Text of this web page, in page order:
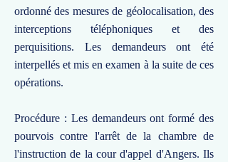
ordonné des mesures de géolocalisation, des
interceptions téléphoniques et des
perquisitions. Les demandeurs ont été
interpellés et mis en examen à la suite de ces
opérations.
Procédure : Les demandeurs ont formé des
pourvois contre l'arrêt de la chambre de
l'instruction de la cour d'appel d'Angers. Ils